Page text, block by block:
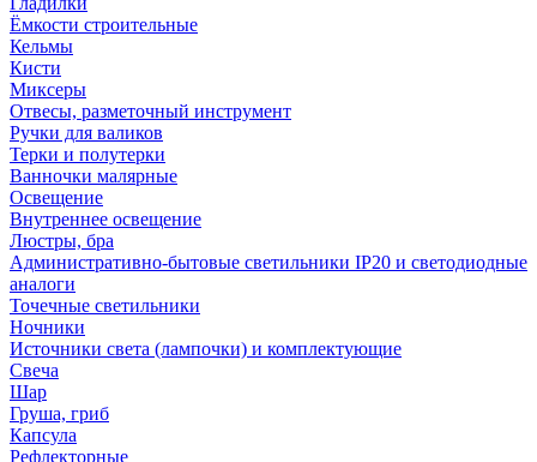
Ёмкости строительные
Кельмы
Кисти
Миксеры
Отвесы, разметочный инструмент
Ручки для валиков
Терки и полутерки
Ванночки малярные
Освещение
Внутреннее освещение
Люстры, бра
Административно-бытовые светильники IP20 и светодиодные
аналоги
Точечные светильники
Ночники
Источники света (лампочки) и комплектующие
Свеча
Шар
Груша, гриб
Капсула
Рефлекторные